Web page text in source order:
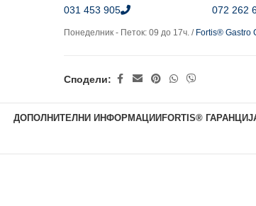
031 453 905
072 262
Понеделник - Петок: 09 до 17ч. / Fortis® Gastro
Сподели:
ДОПОЛНИТЕЛНИ ИНФОРМАЦИИFORTIS®